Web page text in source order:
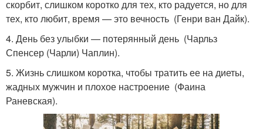
скорбит, слишком коротко для тех, кто радуется, но для
тех, кто любит, время — это вечность (Генри ван Дайк).
4. День без улыбки — потерянный день (Чарльз
Спенсер (Чарли) Чаплин).
5. Жизнь слишком коротка, чтобы тратить ее на диеты,
жадных мужчин и плохое настроение (Фаина
Раневская).